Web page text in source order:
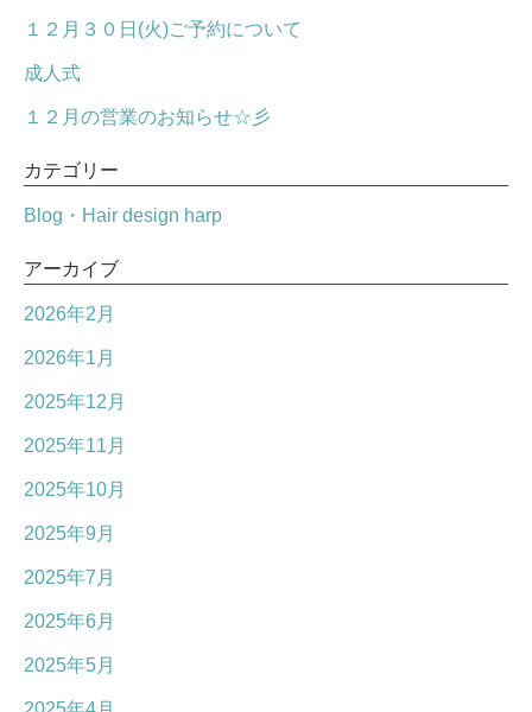
１２月３０日(火)ご予約について
成人式
１２月の営業のお知らせ☆彡
カテゴリー
Blog・Hair design harp
アーカイブ
2026年2月
2026年1月
2025年12月
2025年11月
2025年10月
2025年9月
2025年7月
2025年6月
2025年5月